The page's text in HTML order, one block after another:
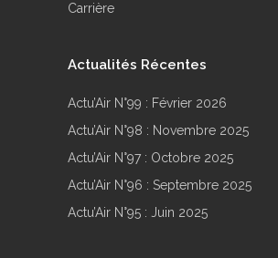
Carrière
Actualités Récentes
Actu’Air N°99 : Février 2026
Actu’Air N°98 : Novembre 2025
Actu’Air N°97 : Octobre 2025
Actu’Air N°96 : Septembre 2025
Actu’Air N°95 : Juin 2025